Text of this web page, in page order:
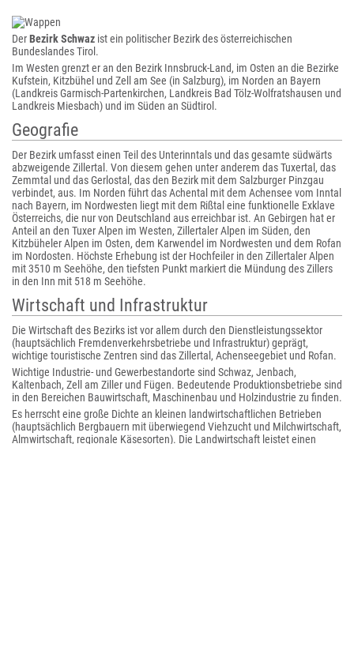
DerBezirk Schwaz ist ein politischer Bezirk des österreichischen
Bundeslandes Tirol.
Im Westen grenzt er an den Bezirk Innsbruck-Land, im Osten an die Bezirke
Kufstein, Kitzbühel und Zell am See (in Salzburg), im Norden an Bayern
(Landkreis Garmisch-Partenkirchen, Landkreis Bad Tölz-Wolfratshausen und
Landkreis Miesbach) und im Süden an Südtirol.
Geografie
Der Bezirk umfasst einen Teil des Unterinntals und das gesamte südwärts
abzweigende Zillertal. Von diesem gehen unter anderem das Tuxertal, das
Zemmtal und das Gerlostal, das den Bezirk mit dem Salzburger Pinzgau
verbindet, aus. Im Norden führt das Achental mit dem Achensee vom Inntal
nach Bayern, im Nordwesten liegt mit dem Rißtal eine funktionelle Exklave
Österreichs, die nur von Deutschland aus erreichbar ist. An Gebirgen hat er
Anteil an den Tuxer Alpen im Westen, Zillertaler Alpen im Süden, den
Kitzbüheler Alpen im Osten, dem Karwendel im Nordwesten und dem Rofan
im Nordosten. Höchste Erhebung ist der Hochfeiler in den Zillertaler Alpen
mit 3510 m Seehöhe, den tiefsten Punkt markiert die Mündung des Zillers
in den Inn mit 518 m Seehöhe.
Wirtschaft und Infrastruktur
Die Wirtschaft des Bezirks ist vor allem durch den Dienstleistungssektor
(hauptsächlich Fremdenverkehrsbetriebe und Infrastruktur) geprägt,
wichtige touristische Zentren sind das Zillertal, Achenseegebiet und Rofan.
Wichtige Industrie- und Gewerbestandorte sind Schwaz, Jenbach,
Kaltenbach, Zell am Ziller und Fügen. Bedeutende Produktionsbetriebe sind
in den Bereichen Bauwirtschaft, Maschinenbau und Holzindustrie zu finden.
Es herrscht eine große Dichte an kleinen landwirtschaftlichen Betrieben
(hauptsächlich Bergbauern mit überwiegend Viehzucht und Milchwirtschaft,
Almwirtschaft, regionale Käsesorten). Die Landwirtschaft leistet einen